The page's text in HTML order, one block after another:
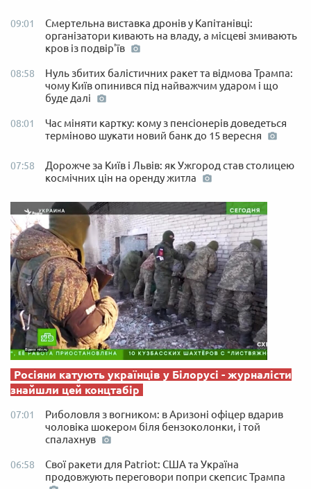
09:01
Смертельна виставка дронів у Капітанівці:
організатори кивають на владу, а місцеві змивають
кров із подвір'їв
08:58
Нуль збитих балістичних ракет та відмова Трампа:
чому Київ опинився під найважчим ударом і що
буде далі
08:01
Час міняти картку: кому з пенсіонерів доведеться
терміново шукати новий банк до 15 вересня
07:58
Дорожче за Київ і Львів: як Ужгород став столицею
космічних цін на оренду житла
Росіяни катують українців у Білорусі - журналісти
знайшли цей концтабір
07:01
Риболовля з вогником: в Аризоні офіцер вдарив
чоловіка шокером біля бензоколонки, і той
спалахнув
06:58
Свої ракети для Patriot: США та Україна
продовжують переговори попри скепсис Трампа